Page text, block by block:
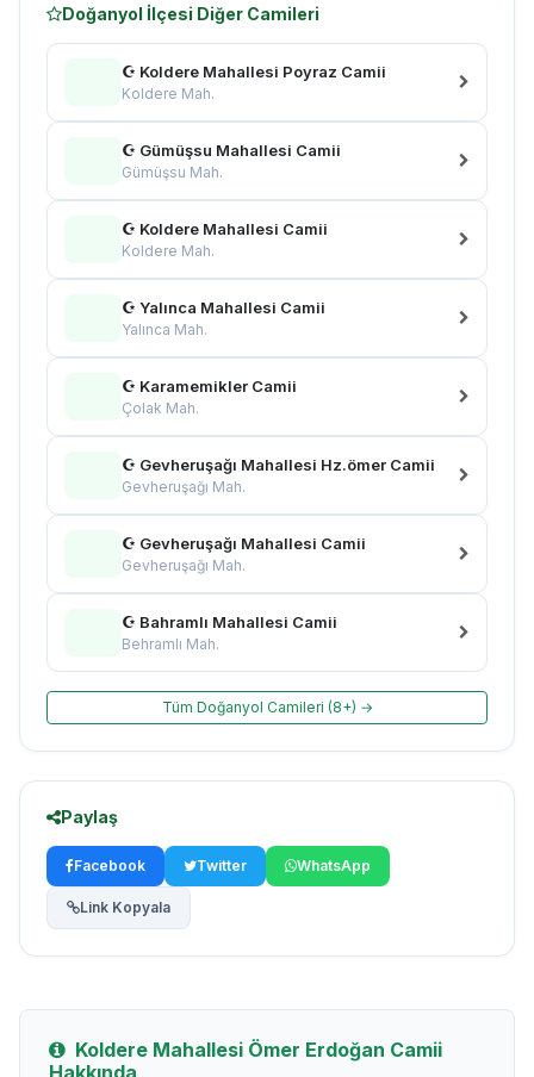
Doğanyol İlçesi Diğer Camileri
☪ Koldere Mahallesi Poyraz Camii
Koldere Mah.
☪ Gümüşsu Mahallesi Camii
Gümüşsu Mah.
☪ Koldere Mahallesi Camii
Koldere Mah.
☪ Yalınca Mahallesi Camii
Yalınca Mah.
☪ Karamemikler Camii
Çolak Mah.
☪ Gevheruşağı Mahallesi Hz.ömer Camii
Gevheruşağı Mah.
☪ Gevheruşağı Mahallesi Camii
Gevheruşağı Mah.
☪ Bahramlı Mahallesi Camii
Behramlı Mah.
Tüm Doğanyol Camileri (8+) →
Paylaş
Facebook Twitter WhatsApp
Link Kopyala
Koldere Mahallesi Ömer Erdoğan Camii
Hakkında